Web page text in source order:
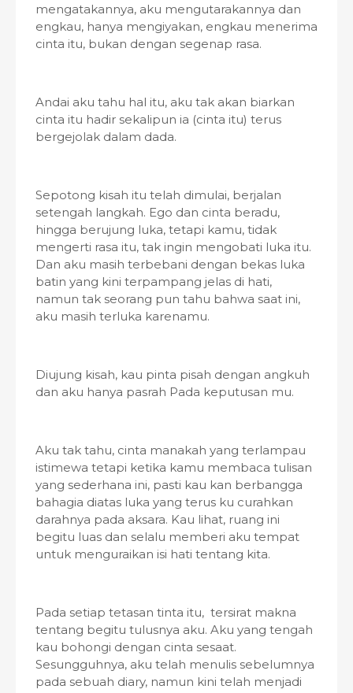
mengatakannya, aku mengutarakannya dan
engkau, hanya mengiyakan, engkau menerima
cinta itu, bukan dengan segenap rasa.
Andai aku tahu hal itu, aku tak akan biarkan
cinta itu hadir sekalipun ia (cinta itu) terus
bergejolak dalam dada.
Sepotong kisah itu telah dimulai, berjalan
setengah langkah. Ego dan cinta beradu,
hingga berujung luka, tetapi kamu, tidak
mengerti rasa itu, tak ingin mengobati luka itu.
Dan aku masih terbebani dengan bekas luka
batin yang kini terpampang jelas di hati,
namun tak seorang pun tahu bahwa saat ini,
aku masih terluka karenamu.
Diujung kisah, kau pinta pisah dengan angkuh
dan aku hanya pasrah Pada keputusan mu.
Aku tak tahu, cinta manakah yang terlampau
istimewa tetapi ketika kamu membaca tulisan
yang sederhana ini, pasti kau kan berbangga
bahagia diatas luka yang terus ku curahkan
darahnya pada aksara. Kau lihat, ruang ini
begitu luas dan selalu memberi aku tempat
untuk menguraikan isi hati tentang kita.
Pada setiap tetasan tinta itu, tersirat makna
tentang begitu tulusnya aku. Aku yang tengah
kau bohongi dengan cinta sesaat.
Sesungguhnya, aku telah menulis sebelumnya
pada sebuah diary, namun kini telah menjadi